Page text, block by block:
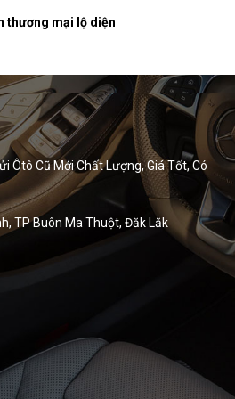
thương mại lộ diện
Ôtô Cũ Mới Chất Lượng, Giá Tốt, Có
TP Buôn Ma Thuột, Đăk Lăk